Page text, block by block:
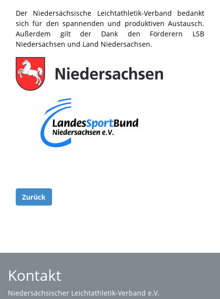
Der Niedersächsische Leichtathletik-Verband bedankt
sich für den spannenden und produktiven Austausch.
Außerdem gilt der Dank den Förderern LSB
Niedersachsen und Land Niedersachsen.
Zurück
Kontakt
Niedersächsischer Leichtathletik-Verband e.V.